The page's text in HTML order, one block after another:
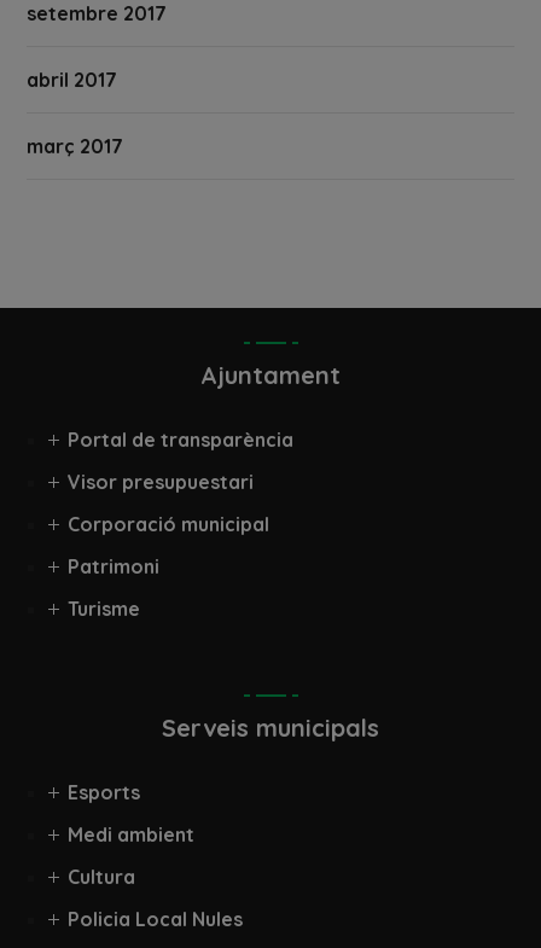
setembre 2017
abril 2017
març 2017
Ajuntament
Portal de transparència
Visor presupuestari
Corporació municipal
Patrimoni
Turisme
Serveis municipals
Esports
Medi ambient
Cultura
Policia Local Nules